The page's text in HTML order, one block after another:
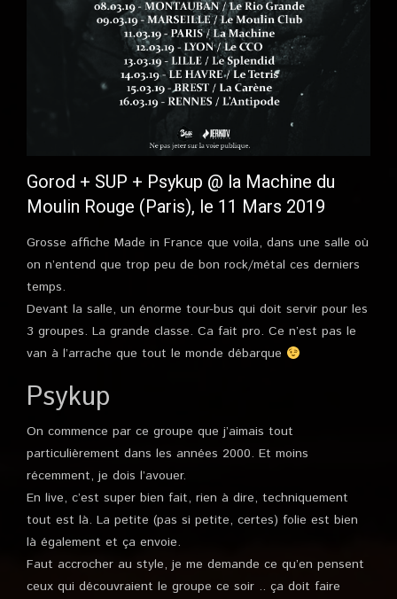
Gorod + SUP + Psykup @ la Machine du
Moulin Rouge (Paris), le 11 Mars 2019
Grosse affiche Made in France que voila, dans une salle où
on n’entend que trop peu de bon rock/métal ces derniers
temps.
Devant la salle, un énorme tour-bus qui doit servir pour les
3 groupes. La grande classe. Ca fait pro. Ce n’est pas le
van à l’arrache que tout le monde débarque
Psykup
On commence par ce groupe que j’aimais tout
particulièrement dans les années 2000. Et moins
récemment, je dois l’avouer.
En live, c’est super bien fait, rien à dire, techniquement
tout est là. La petite (pas si petite, certes) folie est bien
là également et ça envoie.
Faut accrocher au style, je me demande ce qu’en pensent
ceux qui découvraient le groupe ce soir .. ça doit faire